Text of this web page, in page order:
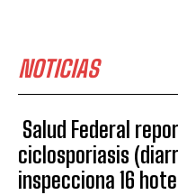
NOTICIAS
Salud Federal
ciclosporiasis
inspecciona 16